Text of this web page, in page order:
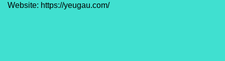
Website: https://yeugau.com/